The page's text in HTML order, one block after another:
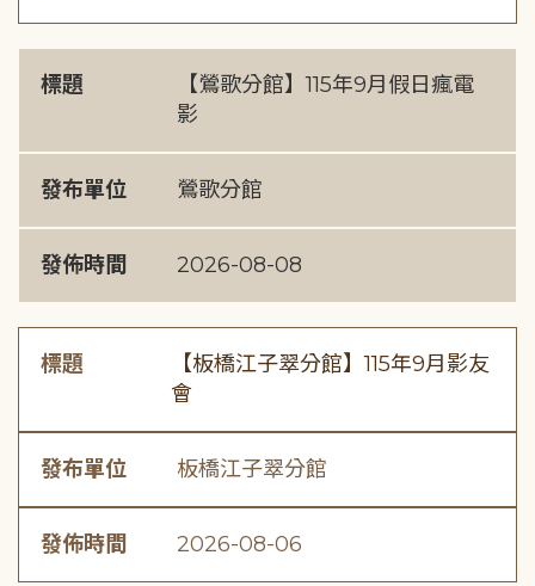
標題
【鶯歌分館】115年9月假日瘋電
影
發布單位 鶯歌分館
發佈時間 2026-08-08
標題
【板橋江子翠分館】115年9月影友
會
發布單位 板橋江子翠分館
發佈時間 2026-08-06